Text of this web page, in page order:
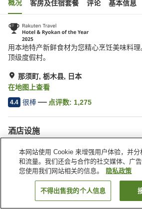
概况 客房及住宿套餐 评论 基本信息
用本地特产新鲜食材为您精心烹饪美味料
顶级度假村。
那须町, 栃木县, 日本
在地图上查看
4.4 很棒 点评数: 1,275
酒店设施
桑拿
SPA/美
日本 栃木县 那须町 那须温
搜索客房
本网站使用 Cookie 来增强用户体验，并
和流量。我们还会与合作的社交媒体、广
您使用我们网站相关的信息。
隐私政策
不得出售我的个人信息